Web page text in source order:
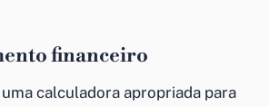
financeiro
calculadora apropriada para